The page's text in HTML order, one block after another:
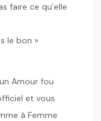
faire ce qu’elle
le bon »
Amour fou
et vous
à Femme